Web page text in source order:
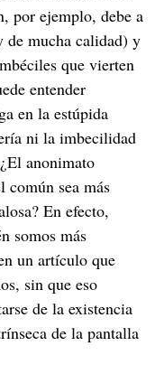
por ejemplo, debe a
de mucha calidad) y
que vierten
entender
en la estúpida
ni la imbecilidad
anonimato
sea más
En efecto,
somos más
un artículo que
sin que eso
de la existencia
de la pantalla